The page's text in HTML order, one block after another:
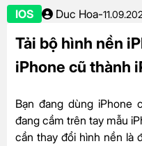
IOS Duc Hoa-
Tải bộ hình nền
iPhone cũ thành
Bạn đang dùng
đang cầm trên tay mẫu
cần thay đổi hình nền là